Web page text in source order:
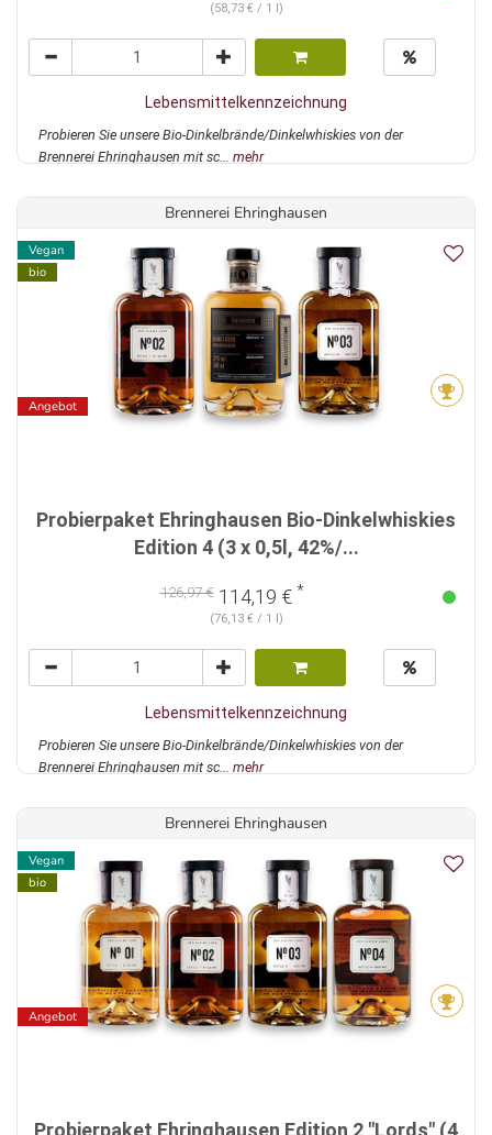
(58,73 € / 1 l)
Lebensmittelkennzeichnung
Probieren Sie unsere Bio-Dinkelbrände/Dinkelwhiskies von der
Brennerei Ehringhausen mit sc... mehr
Brennerei Ehringhausen
Vegan
bio
Angebot
Probierpaket Ehringhausen Bio-Dinkelwhiskies
Edition 4 (3 x 0,5l, 42%/...
126,97 €114,19 € *
(76,13 € / 1 l)
Lebensmittelkennzeichnung
Probieren Sie unsere Bio-Dinkelbrände/Dinkelwhiskies von der
Brennerei Ehringhausen mit sc... mehr
Brennerei Ehringhausen
Vegan
bio
Angebot
Probierpaket Ehringhausen Edition 2 "Lords" (4